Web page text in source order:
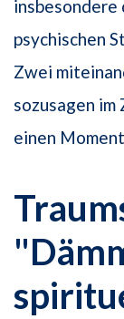
insbesondere
psychischen
Zwei
sozusagen
einen